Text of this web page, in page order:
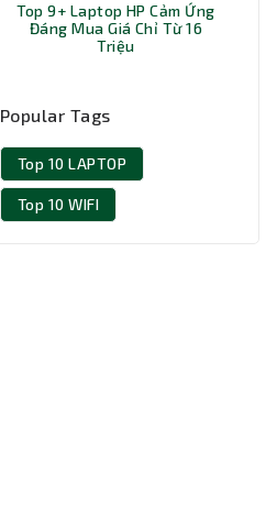
Top 9+ Laptop HP Cảm Ứng
Đáng Mua Giá Chỉ Từ 16
Triệu
Popular Tags
Top 10 LAPTOP
Top 10 WIFI